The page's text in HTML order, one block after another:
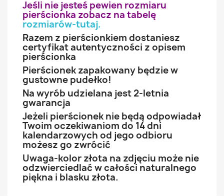
Jeśli nie jesteś pewien rozmiaru
pierścionka zobacz na tabelę
rozmiarów-tutaj.
Razem z pierścionkiem dostaniesz
certyfikat autentyczności z opisem
pierścionka
Pierścionek zapakowany będzie w
gustowne pudełko!
Na wyrób udzielana jest 2-letnia
gwarancja
Jeżeli pierścionek nie będą odpowiadał
Twoim oczekiwaniom do 14 dni
kalendarzowych od jego odbioru
możesz go zwrócić
Uwaga-kolor złota na zdjęciu może nie
odzwierciedlać w całości naturalnego
piękna i blasku złota.